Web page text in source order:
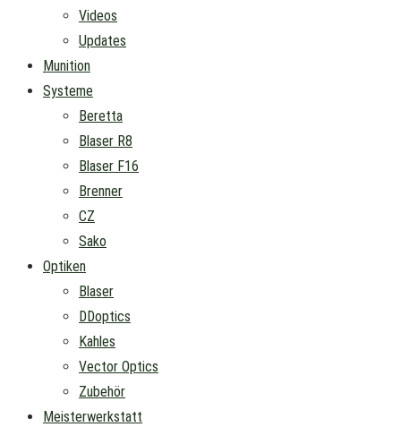
Videos
Updates
Munition
Systeme
Beretta
Blaser R8
Blaser F16
Brenner
CZ
Sako
Optiken
Blaser
DDoptics
Kahles
Vector Optics
Zubehör
Meisterwerkstatt